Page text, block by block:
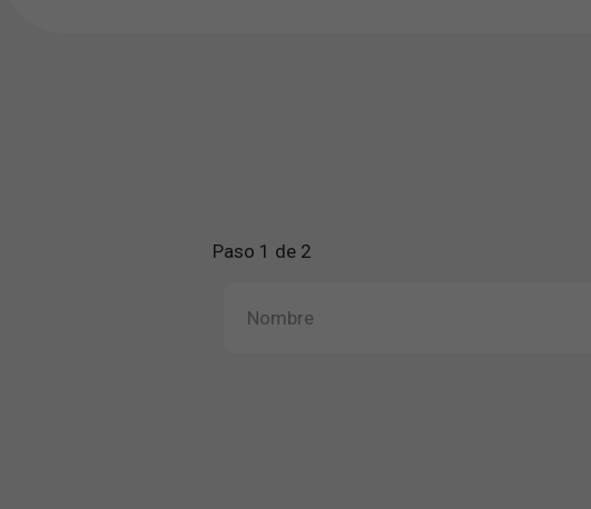
Paso 1 de 2